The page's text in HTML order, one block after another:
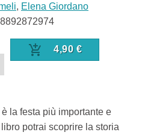
, Elena Giordano
4,90 €
la festa più importante e
potrai scoprire la storia